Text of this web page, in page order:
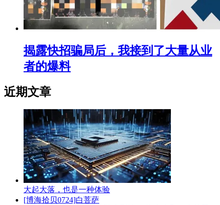
揭露快招骗局后，我接到了大量从业
者的爆料
近期文章
大起大落，也是一种体验
[博海拾贝0724]白菩萨